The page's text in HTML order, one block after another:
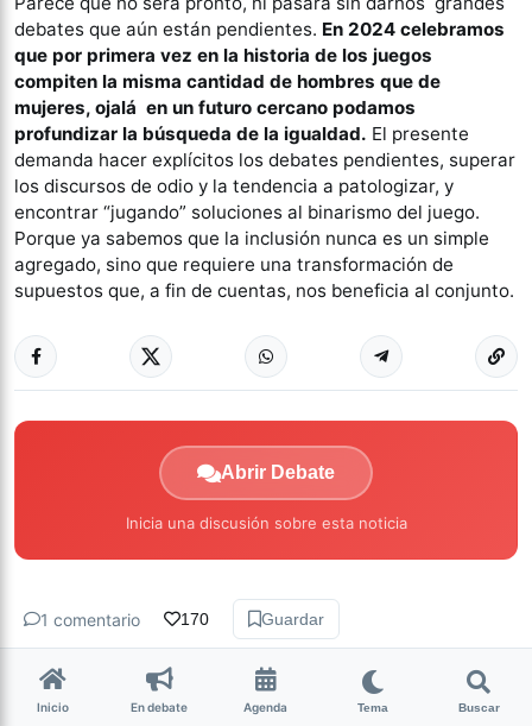
debates que aún están pendientes. En 2024 celebramos
que por primera vez en la historia de los juegos
compiten la misma cantidad de hombres que de
mujeres, ojalá en un futuro cercano podamos
profundizar la búsqueda de la igualdad. El presente
demanda hacer explícitos los debates pendientes, superar
los discursos de odio y la tendencia a patologizar, y
encontrar “jugando” soluciones al binarismo del juego.
Porque ya sabemos que la inclusión nunca es un simple
agregado, sino que requiere una transformación de
supuestos que, a fin de cuentas, nos beneficia al conjunto.
Abrir Debate
Inicia una discusión sobre esta noticia
1 comentario 170 Guardar
Inicio En debate Agenda Tema Buscar